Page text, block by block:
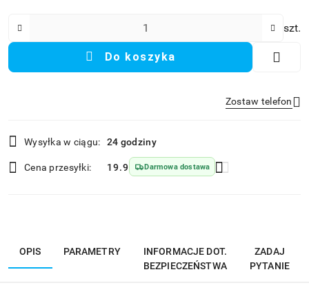
szt.
Do koszyka
Zostaw telefon
Wyślij
i
dostawa
Wysyłka w ciągu: 24 godziny
Cena przesyłki: 19.9 Darmowa dostawa
OPIS PARAMETRY
INFORMACJE DOT.
BEZPIECZEŃSTWA
ZADAJ
PYTANIE